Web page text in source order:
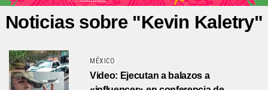
Noticias sobre "Kevin Kaletry"
MÉXICO
Video: Ejecutan a balazos a